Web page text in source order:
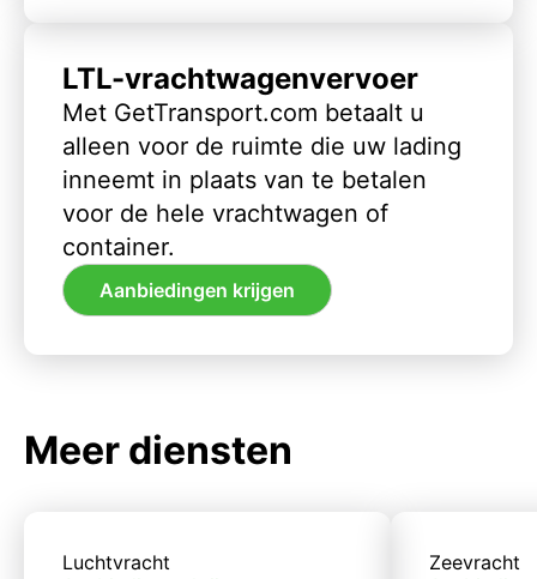
LTL-vrachtwagenvervoer
Met GetTransport.com betaalt u
alleen voor de ruimte die uw lading
inneemt in plaats van te betalen
voor de hele vrachtwagen of
container.
Aanbiedingen krijgen
Meer diensten
Luchtvracht
Zeevracht